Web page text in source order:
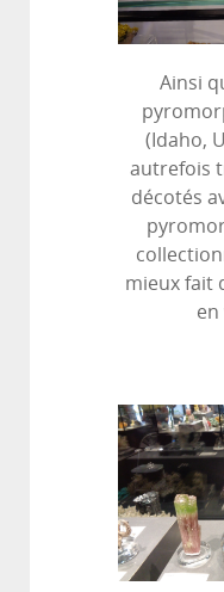
Ainsi
(Idaho,
autrefois
décotés
mieux fait